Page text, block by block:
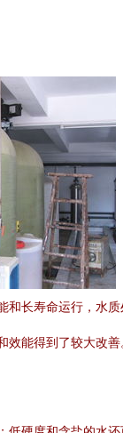
长寿命运行，水
能得到了较大改善